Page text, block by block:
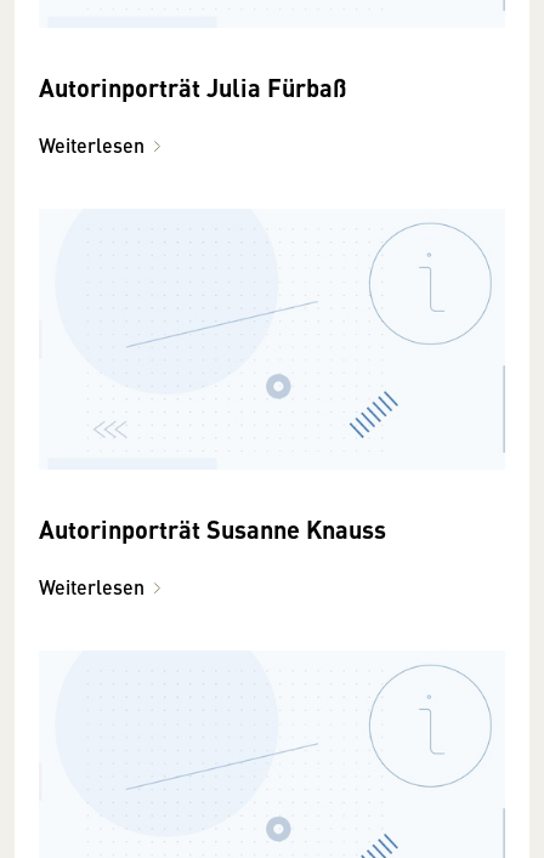
Autorinporträt Julia Fürbaß
Weiterlesen
Autorinporträt Susanne Knauss
Weiterlesen